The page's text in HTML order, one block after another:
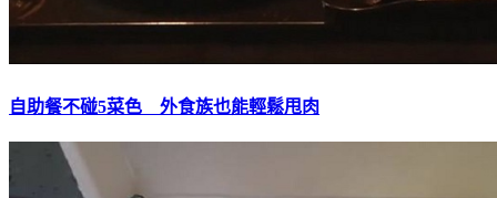
自助餐不碰5菜色 外食族也能輕鬆甩肉